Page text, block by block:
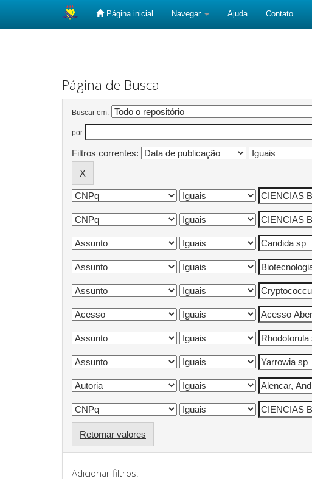
Página inicial Navegar Ajuda Contato
Página de Busca
Buscar em:
por
Filtros correntes:
Retornar valores
Adicionar filtros: